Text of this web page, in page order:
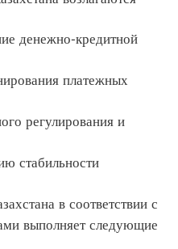
денежно-кредитной
платежных
регулирования и
стабильности
в соответствии с
выполняет следующие